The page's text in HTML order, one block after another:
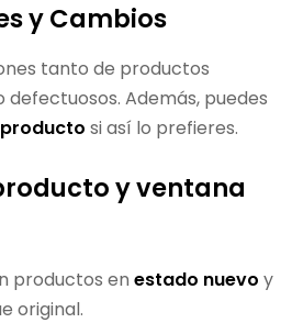
y Cambios
tanto de productos
Además, puedes
si así lo prefieres.
y ventana
productos en estado nuevo y
original.